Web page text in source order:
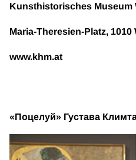
Kunsthistorisches Museum
Maria-Theresien-Platz, 1010
www.khm.at
«Поцелуй» Густава